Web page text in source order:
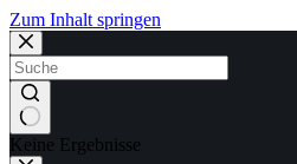
Zum Inhalt springen
Keine Ergebnisse